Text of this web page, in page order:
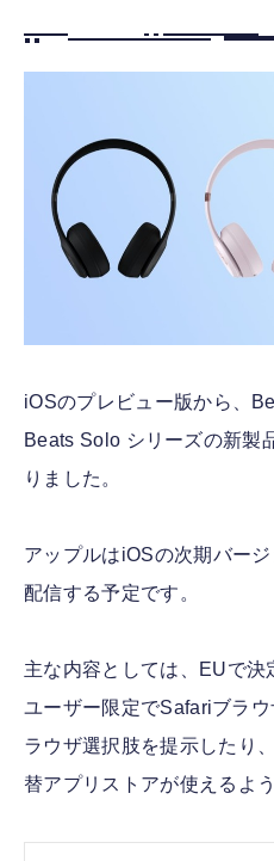
iOSのプレビュー版から、
Beats Solo シリーズの新製
りました。
アップルはiOSの次期バー
配信する予定です。
主な内容としては、EUで
ユーザー限定でSafariブラ
ラウザ選択肢を提示したり
替アプリストアが使えるよ